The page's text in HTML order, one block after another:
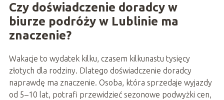
Czy doświadczenie doradcy w
biurze podróży w Lublinie ma
znaczenie?
Wakacje to wydatek kilku, czasem kilkunastu tysięcy
złotych dla rodziny. Dlatego doświadczenie doradcy
naprawdę ma znaczenie. Osoba, która sprzedaje wyjazdy
od 5–10 lat, potrafi przewidzieć sezonowe podwyżki cen,